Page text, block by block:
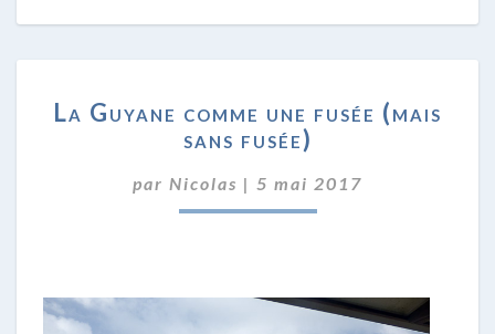
GUYANE
COMME
FUSÉE
(MAIS
La Guyane comme une fusée (mais
sans fusée)
par Nicolas | 5 mai 2017